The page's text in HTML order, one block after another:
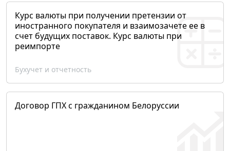
Курс валюты при получении претензии от
иностранного покупателя и взаимозачете ее в
счет будущих поставок. Курс валюты при
реимпорте
Бухучет и отчетность
Договор ГПХ с гражданином Белоруссии